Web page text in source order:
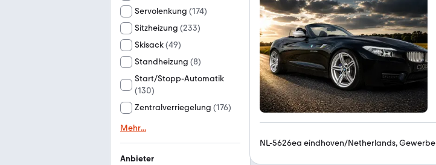
Servolenkung (174)
Sitzheizung (233)
Skisack(49)
Standheizung (8)
Start/Stopp-Automatik
(130)
Zentralverriegelung (176)
Mehr...
Anbieter
NL-5626ea eindhoven/Netherlands, Gewerbe